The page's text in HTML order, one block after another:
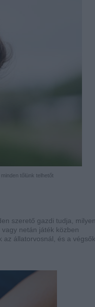
tőlünk telhetőt
szerető gazdi tudja, milyen
netán játék közben
állatorvosnál, és a